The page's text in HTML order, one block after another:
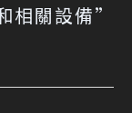
相關設備”